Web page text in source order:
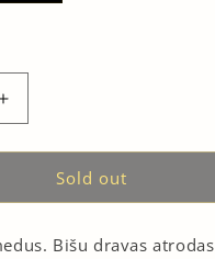
Increase
quantity
for
Medus
/
700g
Sold out
Bišu dravas atrodas